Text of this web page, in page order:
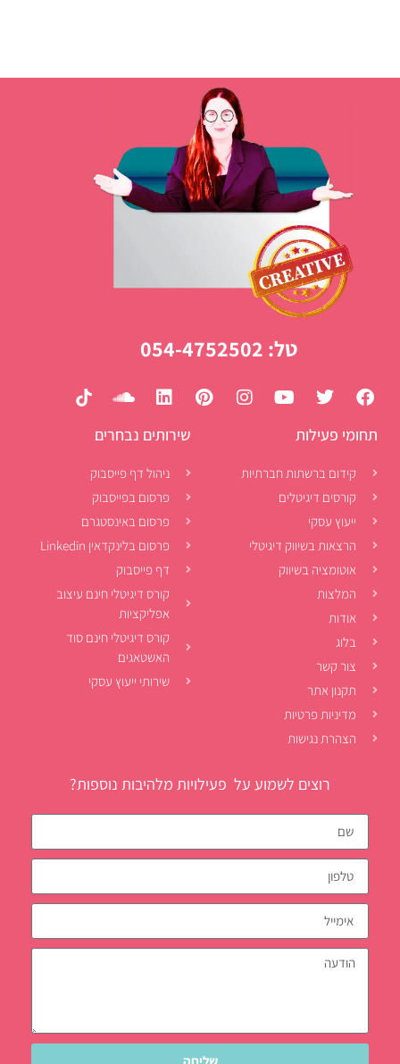
טל: 054-4752502
תחומי פעילות
קידום ברשתות חברתיות
קורסים דיגיטלים
ייעוץ עסקי
הרצאות בשיווק דיגיטלי
אוטומציה בשיווק
המלצות
אודות
בלוג
צור קשר
תקנון אתר
מדיניות פרטיות
הצהרת נגישות
שירותים נבחרים
ניהול דף פייסבוק
פרסום בפייסבוק
פרסום באינסטגרם
פרסום בלינקדאין Linkedin
דף פייסבוק
קורס דיגיטלי חינם עיצוב
אפליקציות
קורס דיגיטלי חינם סוד
האשטאגים
שירותי ייעוץ עסקי
רוצים לשמוע על פעילויות מלהיבות נוספות?